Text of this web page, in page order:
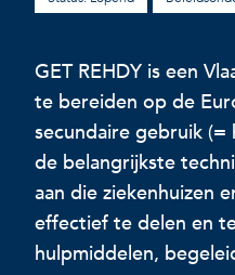
GET REHDY is een
te bereiden op de
secundaire gebruik
de belangrijkste
aan die ziekenhuizen
effectief te delen en
hulpmiddelen,